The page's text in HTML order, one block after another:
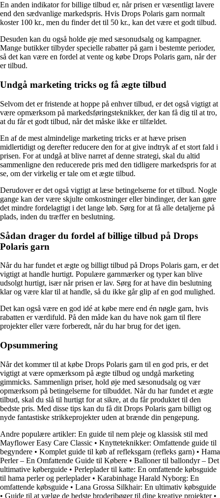
En anden indikator for billige tilbud er, når prisen er væsentligt lavere
end den sædvanlige markedspris. Hvis Drops Polaris garn normalt
koster 100 kr., men du finder det til 50 kr., kan det være et godt tilbud.
Desuden kan du også holde øje med sæsonudsalg og kampagner.
Mange butikker tilbyder specielle rabatter på garn i bestemte perioder,
så det kan være en fordel at vente og købe Drops Polaris garn, når der
er tilbud.
Undgå marketing tricks og få ægte tilbud
Selvom det er fristende at hoppe på enhver tilbud, er det også vigtigt at
være opmærksom på markedsføringsteknikker, der kan få dig til at tro,
at du får et godt tilbud, når det måske ikke er tilfældet.
En af de mest almindelige marketing tricks er at hæve prisen
midlertidigt og derefter reducere den for at give indtryk af et stort fald i
prisen. For at undgå at blive narret af denne strategi, skal du altid
sammenligne den reducerede pris med den tidligere markedspris for at
se, om der virkelig er tale om et ægte tilbud.
Derudover er det også vigtigt at læse betingelserne for et tilbud. Nogle
gange kan der være skjulte omkostninger eller bindinger, der kan gøre
det mindre fordelagtigt i det lange løb. Sørg for at få alle detaljerne på
plads, inden du træffer en beslutning.
Sådan drager du fordel af billige tilbud på Drops
Polaris garn
Når du har fundet et ægte og billigt tilbud på Drops Polaris garn, er det
vigtigt at handle hurtigt. Populære garnmærker og typer kan blive
udsolgt hurtigt, især når prisen er lav. Sørg for at have din beslutning
klar og være klar til at handle, så du ikke går glip af en god mulighed.
Det kan også være en god idé at købe mere end én nøgle garn, hvis
rabatten er værdifuld. På den måde kan du have nok garn til flere
projekter eller være forberedt, når du har brug for det igen.
Opsummering
Når det kommer til at købe Drops Polaris garn til en god pris, er det
vigtigt at være opmærksom på ægte tilbud og undgå marketing
gimmicks. Sammenlign priser, hold øje med sæsonudsalg og vær
opmærksom på betingelserne for tilbuddet. Når du har fundet et ægte
tilbud, skal du slå til hurtigt for at sikre, at du får produktet til den
bedste pris. Med disse tips kan du få dit Drops Polaris garn billigt og
nyde fantastiske strikkeprojekter uden at brænde din pengepung.
Andre populære artikler: En guide til nem pleje og klassisk stil med
Mayflower Easy Care Classic • Knytteteknikker: Omfattende guide til
begyndere • Komplet guide til køb af refleksgarn (refleks garn) • Hama
Perler – En Omfattende Guide til Købere • Balloner til ballondyr – Det
ultimative køberguide • Perleplader til katte: En omfattende købsguide
til hama perler og perleplader• Karabinhage Harald Nyborg: En
omfattende købsguide • Lana Grossa Silkhair: En ultimativ købsguide
• Guide til at vælge de bedste broderibøger til dine kreative projekter•